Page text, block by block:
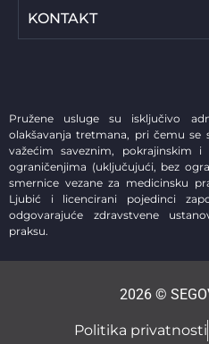
KONTAKT
Pružene usluge su isključivo
olakšavanja tretmana, pri čemu se
važećim saveznim, pokrajinskim
ograničenjima (uključujući, bez
smernice vezane za medicinsku
Ljubić i licencirani pojedinci
odgovarajuće zdravstvene
praksu.
2026 ©
Politika privatnosti